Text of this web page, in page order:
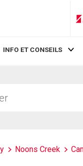
INFO ET CONSEILS
Noons Creek